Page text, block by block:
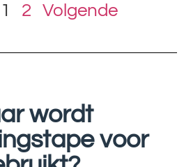
1 2 Volgende
wordt
voor